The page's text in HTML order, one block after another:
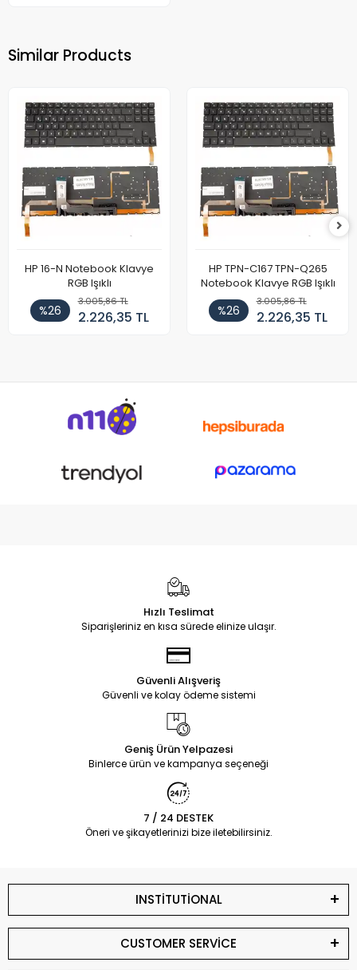
Similar Products
HP 16-N Notebook Klavye
RGB Işıklı
%26
3.005,86 TL
2.226,35 TL
HP TPN-C167 TPN-Q265
Notebook Klavye RGB Işıklı
%26
3.005,86 TL
2.226,35 TL
Hızlı Teslimat
Siparişleriniz en kısa sürede elinize ulaşır.
Güvenli Alışveriş
Güvenli ve kolay ödeme sistemi
Geniş Ürün Yelpazesi
Binlerce ürün ve kampanya seçeneği
7 / 24 DESTEK
Öneri ve şikayetlerinizi bize iletebilirsiniz.
INSTİTUTİONAL
CUSTOMER SERVİCE